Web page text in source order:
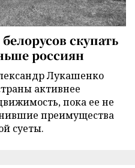
скупать
россиян
Лукашенко
активнее
пока ее не
преимущества
суеты.